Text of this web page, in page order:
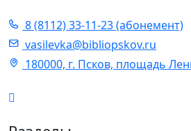
8 (8112) 33-11-23 (абонемент)
vasilevka@bibliopskov.ru
180000, г. Псков, площадь